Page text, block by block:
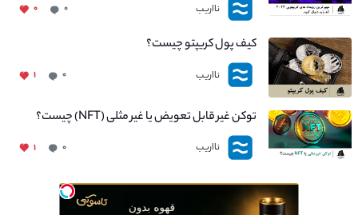
نااریب ۰ ۰
کیف پول کریپتو چیست؟
نااریب ۰ ۱
توکن غیر قابل تعویض یا غیر مثلی (NFT) چیست؟
نااریب ۰ ۱